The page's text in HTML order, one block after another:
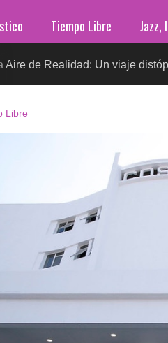
Tiempo Libre Jazz,
Un viaje distópico entre la
Libre